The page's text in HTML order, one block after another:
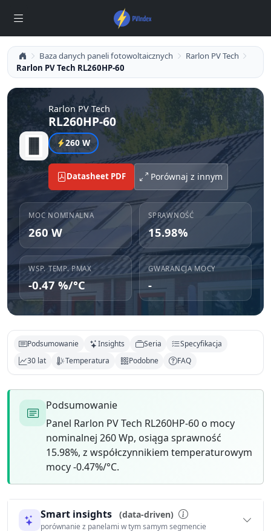
Baza danych paneli fotowoltaicznych
Rarlon PV Tech
Rarlon PV Tech RL260HP-60
Rarlon PV Tech
RL260HP-60
260 W
Datasheet PDF Porównaj z innym
MOC NOMINALNA
260 W
SPRAWNOŚĆ
15.98%
WSP. TEMP. PMAX
-0.47 %/°C
GWARANCJA MOCY
-
Podsumowanie Insights Seria
Specyfikacja
30 lat
Temperatura Podobne FAQ
Podsumowanie
Panel Rarlon PV Tech RL260HP-60 o mocy
nominalnej 260 Wp, osiąga sprawność
15.98%, z współczynnikiem temperaturowym
mocy -0.47%/°C.
Smart insights (data-driven)
porównanie z panelami w tym samym segmencie